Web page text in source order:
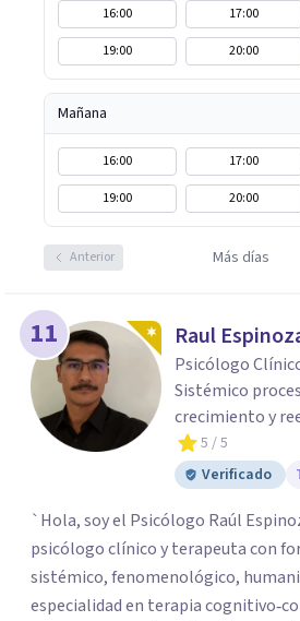
16:00 17:00
19:00
20:00
Mañana
16:00 17:00
19:00
20:00
Anterior Más días
11 Raul
Psicólogo
Sistémico
crecimiento y
5 / 5
Verificado
`Hola, soy el Psicólogo Raúl Espinoza
psicólogo clínico y terapeuta con
sistémico, fenomenológico,
especialidad en terapia